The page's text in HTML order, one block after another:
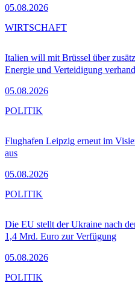
05.08.2026
Italien will mit Brüssel über
Energie und Verteidigung
05.08.2026
WIRTSCHAFT
Flughafen Leipzig erneut im
aus
05.08.2026
POLITIK
Die EU stellt der Ukraine nach
1,4 Mrd. Euro zur Verfügung
05.08.2026
POLITIK
POLITIK